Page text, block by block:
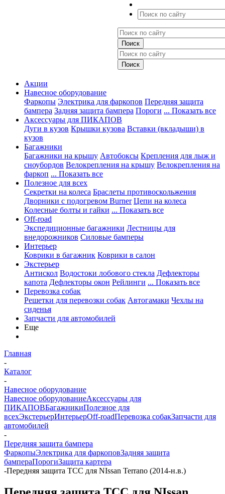
Акции
Навесное оборудование
Фаркопы Электрика для фаркопов Передняя защита
бампера Задняя защита бампера Пороги ... Показать все
Аксессуары для ПИКАПОВ
Дуги в кузов Крышки кузова Вставки (вкладыши) в
кузов
Багажники
Багажники на крышу Автобоксы Крепления для лыж и
сноубордов Велокрепления на крышу Велокрепления на
фаркоп ... Показать все
Полезное для всех
Секретки на колеса Браслеты противоскольжения
Дворники с подогревом Burner Цепи на колеса
Колесные болты и гайки ... Показать все
Off-road
Экспедиционные багажники Лестницы для
внедорожников Силовые бамперы
Интерьер
Коврики в багажник Коврики в салон
Экстерьер
Антискол Водостоки лобового стекла Дефлекторы
капота Дефлекторы окон Рейлинги ... Показать все
Перевозка собак
Решетки для перевозки собак Автогамаки Чехлы на
сиденья
Запчасти для автомобилей
Еще
Главная
-
Каталог
-
Навесное оборудование
Навесное оборудованиеАксессуары для
ПИКАПОВБагажникиПолезное для
всехЭкстерьерИнтерьерOff-roadПеревозка собакЗапчасти для
автомобилей
-
Передняя защита бампера
ФаркопыЭлектрика для фаркоповЗадняя защита
бампераПорогиЗащита картера
-Передняя защита TCC для NIssan Terrano (2014-н.в.)